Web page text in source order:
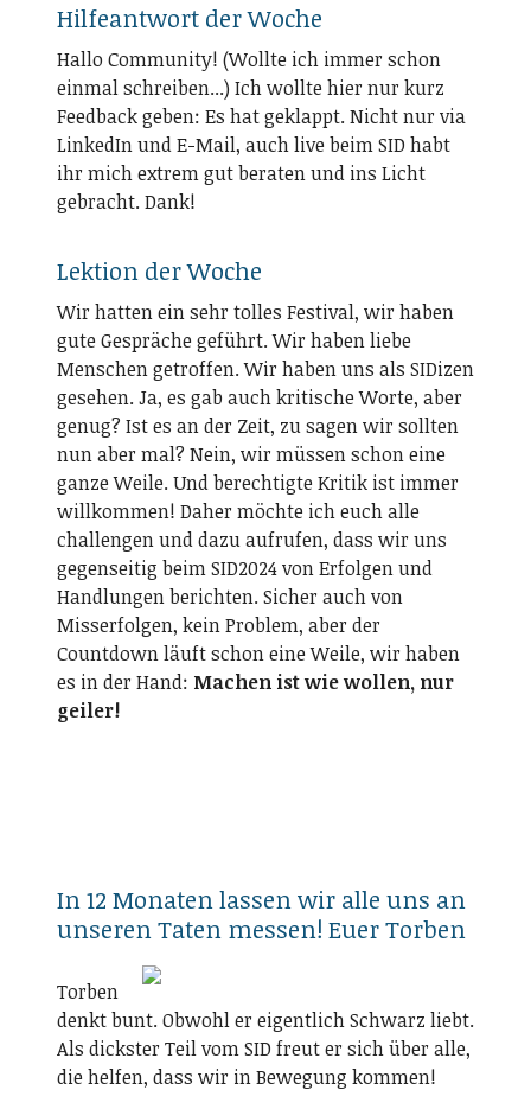
Hilfeantwort der Woche
Hallo Community! (Wollte ich immer schon
einmal schreiben...) Ich wollte hier nur kurz
Feedback geben: Es hat geklappt. Nicht nur via
LinkedIn und E-Mail, auch live beim SID habt
ihr mich extrem gut beraten und ins Licht
gebracht. Dank!
Lektion der Woche
Wir hatten ein sehr tolles Festival, wir haben
gute Gespräche geführt. Wir haben liebe
Menschen getroffen. Wir haben uns als SIDizen
gesehen. Ja, es gab auch kritische Worte, aber
genug? Ist es an der Zeit, zu sagen wir sollten
nun aber mal? Nein, wir müssen schon eine
ganze Weile. Und berechtigte Kritik ist immer
willkommen! Daher möchte ich euch alle
challengen und dazu aufrufen, dass wir uns
gegenseitig beim SID2024 von Erfolgen und
Handlungen berichten. Sicher auch von
Misserfolgen, kein Problem, aber der
Countdown läuft schon eine Weile, wir haben
es in der Hand: Machen ist wie wollen, nur
geiler!
In 12 Monaten lassen wir alle uns an
unseren Taten messen! Euer Torben
Torben
denkt bunt. Obwohl er eigentlich Schwarz liebt.
Als dickster Teil vom SID freut er sich über alle,
die helfen, dass wir in Bewegung kommen!